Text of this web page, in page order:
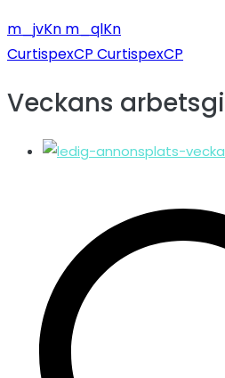
m_jvKn m_qlKn
CurtispexCP CurtispexCP
Veckans